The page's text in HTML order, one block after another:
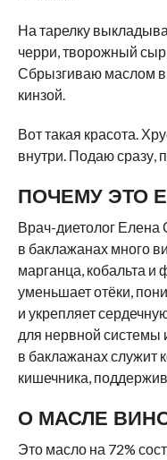
На тарелку
черри, творожный
Сбрызгиваю маслом
кинзой.
Вот такая красота.
внутри. Подаю сразу,
ПОЧЕМУ ЭТО
Врач-диетолог Елена
в баклажанах много
марганца, кобальта и
уменьшает отёки,
и укрепляет
для нервной системы
в баклажанах служит
кишечника,
О МАСЛЕ
Это масло на 72%